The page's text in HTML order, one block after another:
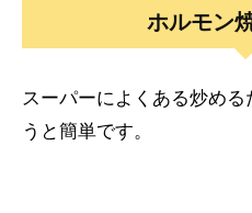
ホルモン
スーパーによくある炒め
うと簡単です。